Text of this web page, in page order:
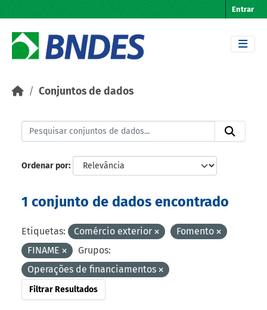
Entrar
Conjuntos de dados
Ordenar por
1 conjunto de dados encontrado
Etiquetas: Comércio exterior
Fomento
FINAME
Grupos:
Operações de financiamentos
Filtrar Resultados